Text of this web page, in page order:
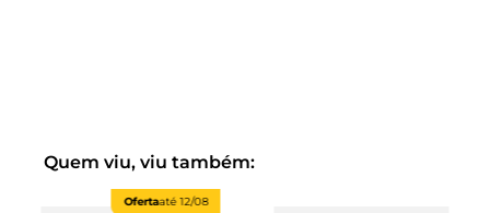
Quem viu, viu também:
Ofertaaté12/08